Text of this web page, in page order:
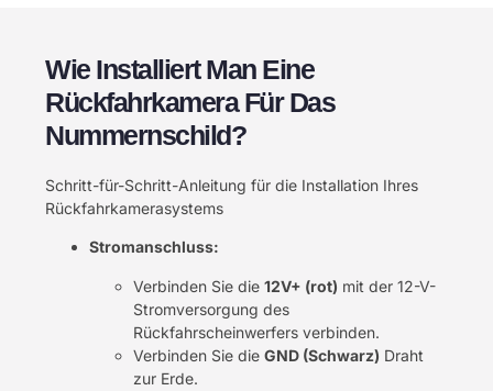
Wie Installiert Man Eine
Rückfahrkamera Für Das
Nummernschild?
Schritt-für-Schritt-Anleitung für die Installation Ihres
Rückfahrkamerasystems
Stromanschluss:
Verbinden Sie die 12V+ (rot) mit der 12-V-
Stromversorgung des
Rückfahrscheinwerfers verbinden.
Verbinden Sie die GND (Schwarz) Draht
zur Erde.